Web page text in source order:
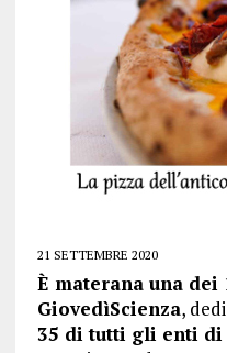
21 SETTEMBRE 2020
È materana una
GiovedìScienza,
35 di tutti gli enti